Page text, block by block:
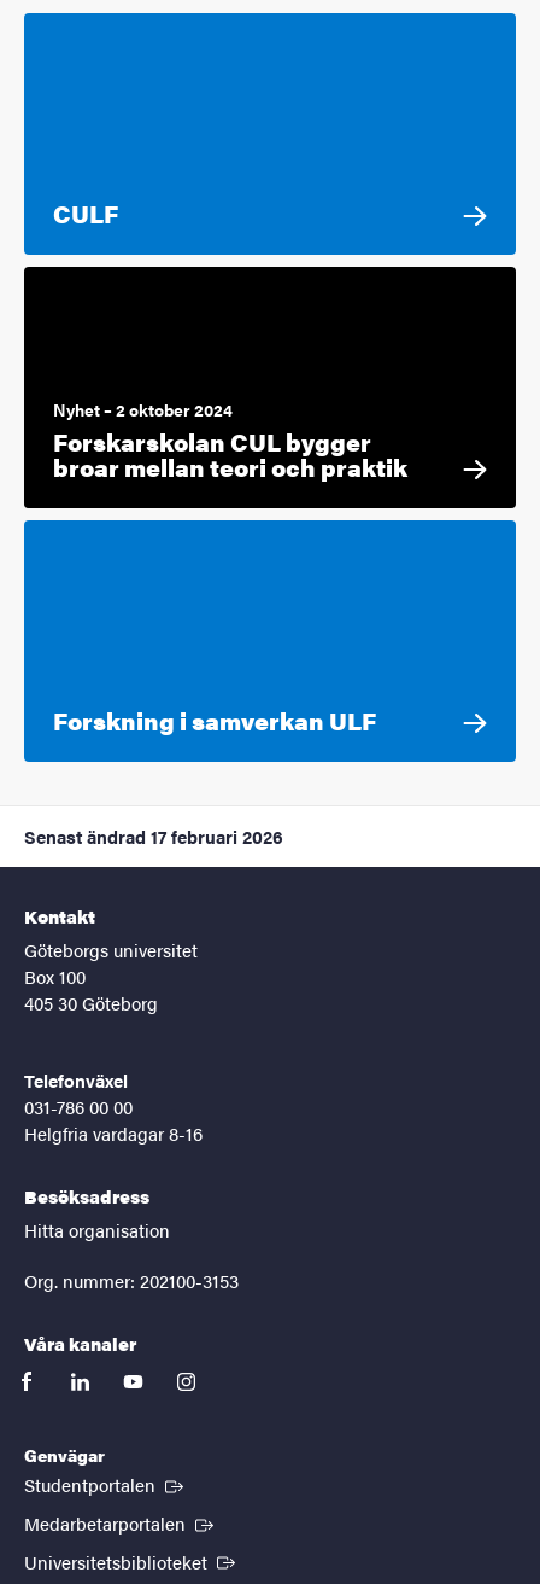
CULF
Nyhet – 2 oktober 2024
Forskarskolan CUL bygger
broar mellan teori och praktik
Forskning i samverkan ULF
Senast ändrad 17 februari 2026
Kontakt
Göteborgs universitet
Box 100
405 30 Göteborg
Telefonväxel
031-786 00 00
Helgfria vardagar 8-16
Besöksadress
Hitta organisation
Org. nummer: 202100-3153
Våra kanaler
facebooklinkedinyoutubeinstagram
Genvägar
Studentportalen (Extern länk)
Medarbetarportalen (Extern länk)
Universitetsbiblioteket (Extern länk)